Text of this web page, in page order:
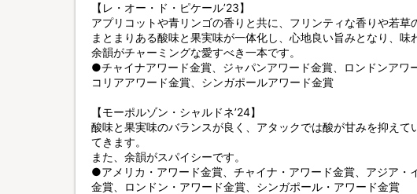
【レ・オー・ド・ピケール’23】
アプリコットや青リンゴの香りと共に、フリンティな香りや若草
まとまりある酸味と果実味が一体化し、心地良い旨みとなり、味
余韻がチャーミングな愛すべき一本です。
●チャイナアワード金賞、ジャパンアワード金賞、ロンドンアワ
コリアアワード金賞、シンガポールアワード金賞
【モーポルゾン・シャルドネ’24】
酸味と果実味のバランスが良く、アタックでは酸が甘みを抑えて
てきます。
また、余韻がスパイシーです。
●アメリカ・アワード金賞、チャイナ・アワード金賞、アジア・
金賞、ロンドン・アワード金賞、シンガポール・アワード金賞